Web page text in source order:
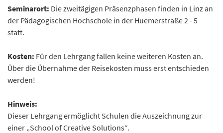
Seminarort: Die zweitägigen Präsenzphasen finden in Linz an
der Pädagogischen Hochschole in der Huemerstraße 2 - 5
statt.
Kosten: Für den Lehrgang fallen keine weiteren Kosten an.
Über die Übernahme der Reisekosten muss erst entschieden
werden!
Hinweis:
Dieser Lehrgang ermöglicht Schulen die Auszeichnung zur
einer „School of Creative Solutions“.